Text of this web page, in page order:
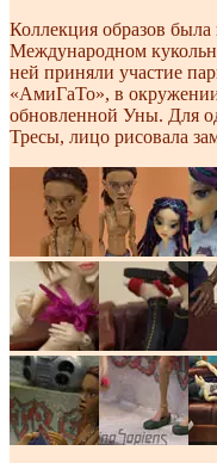
Коллекция образов
Международном
ней приняли участие
«АмиГаТо», в
обновленной Уны. Для
Тресы, лицо рисовала